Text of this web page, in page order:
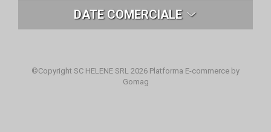
DATE COMERCIALE
©Copyright SC HELENE SRL 2026 Platforma E-commerce by
Gomag